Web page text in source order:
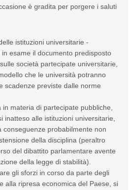
è gradita per porgere i saluti
istituzioni universitarie -
in esame il documento predisposto
società partecipate universitarie,
che le università potranno
scadenze previste dalle norme
materia di partecipate pubbliche,
inatteso alle istituzioni universitarie,
conseguenze probabilmente non
della disciplina (peraltro
del dibattito parlamentare avente
della legge di stabilità).
gli sforzi in corso da parte degli
alla ripresa economica del Paese, si